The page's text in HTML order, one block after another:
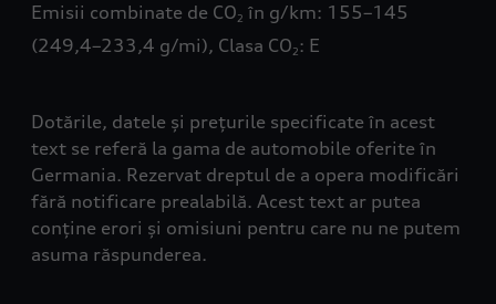
Emisii combinate de CO2 în g/km: 155–145
(249,4–233,4 g/mi), Clasa CO2: E
Dotările, datele și prețurile specificate în acest
text se referă la gama de automobile oferite în
Germania. Rezervat dreptul de a opera modificări
fără notificare prealabilă. Acest text ar putea
conține erori și omisiuni pentru care nu ne putem
asuma răspunderea.